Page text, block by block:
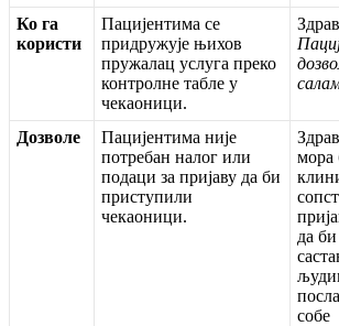
Ко га
користи
Пацијентима се
придружује њихов
пружалац услуга преко
контролне табле у
чекаоници.
Здра
Паци
дозво
сала
Дозволе Пацијентима није
потребан налог или
подаци за пријаву да би
приступили
чекаоници.
Здра
мора
клин
сопст
прија
да би
саста
људи
посл
собе